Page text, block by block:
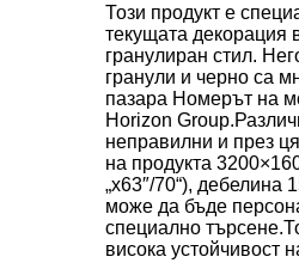
Този продукт е
текущата декорация
гранулиран стил.
гранули и черно са
пазара Номерът на
Horizon
неправилни и през
на продукта
„x63″/70“), дебелина
може да бъде
специално
висока устойчивост